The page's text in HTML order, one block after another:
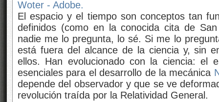
El espacio y el tiempo son conceptos tan
definidos (como en la conocida cita de
nadie me lo pregunta, lo sé. Si me lo
está fuera del alcance de la ciencia y, sin
ellos. Han evolucionado con la ciencia: el
esenciales para el desarrollo de la mecánica
depende del observador y que se ve
revolución traída por la Relatividad General.